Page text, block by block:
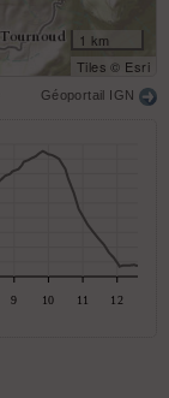
1 km
Tiles © Esri
Géoportail IGN